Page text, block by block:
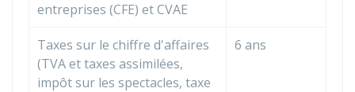
entreprises (CFE) etCVAE
Taxes sur le chiffre d'affaires
(TVAet taxes assimilées,
impôt sur les spectacles, taxe
6 ans